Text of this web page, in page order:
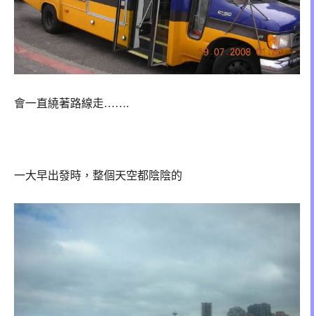
會一直繞著路線走…….
一大早出發時，整個天空都陰陰的